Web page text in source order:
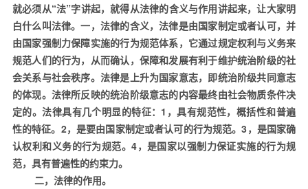
就必须从“法”字讲起，就得从法律的含义与作用讲起来，让大家明
白什么叫法律。一，法律的含义，法律是由国家制定或者认可，并
由国家强制力保障实施的行为规范体系，它通过规定权利与义务来
规范人们的行为，从而确认，保障和发展有利于维护统治阶级的社
会关系与社会秩序。法律是上升为国家意志，即统治阶级共同意志
的体现。法律所反映的统治阶级意志的内容最终由社会物质条件决
定的。法律具有几个明显的特征： 1 ，具有规范性，概括性和普遍
性的特征。 2，是要由国家制定或者认可的行为规范。3 ，是国家确
认权利和义务的行为规范。4，是国家以强制力保证实施的行为规
范，具有普遍性的约束力。
二，法律的作用。